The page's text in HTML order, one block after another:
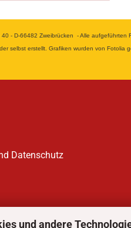
und andere
- D-66482 Zweibrücken - Alle
selbst erstellt. Grafiken wurden von
Datenschutz